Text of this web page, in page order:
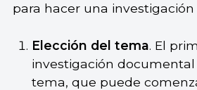
para hacer una
Elección del tema. El
investigación documental
tema, que puede